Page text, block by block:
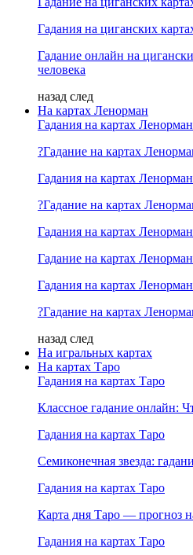
Гадания на циганских
Гадание онлайн на
человека
назад след
На картах Ленорман
Гадания на картах Ленорман
?Гадание на картах
Гадания на картах Ленорман
?Гадание на картах
Гадания на картах Ленорман
Гадание на картах
Гадания на картах Ленорман
?Гадание на картах
назад след
На игральных картах
На картах Таро
Гадания на картах Таро
Классное гадание онлайн:
Гадания на картах Таро
Семиконечная звезда:
Гадания на картах Таро
Карта дня Таро — прогноз
Гадания на картах Таро